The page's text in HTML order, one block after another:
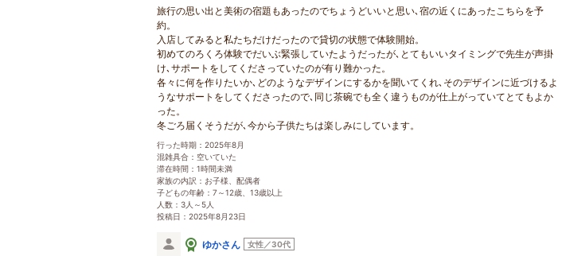
旅行の思い出と美術の宿題もあったのでちょうどいいと思い､宿の近くにあったこちらを予
約。
入店してみると私たちだけだったので貸切の状態で体験開始。
初めてのろくろ体験でだいぶ緊張していたようだったが､とてもいいタイミングで先生が声掛
け､サポートをしてくださっていたのが有り難かった。
各々に何を作りたいか､どのようなデザインにするかを聞いてくれ､そのデザインに近づけるよ
うなサポートをしてくださったので､同じ茶碗でも全く違うものが仕上がっていてとてもよか
った。
冬ごろ届くそうだが､今から子供たちは楽しみにしています。
行った時期：2025年8月
混雑具合：空いていた
滞在時間：1時間未満
家族の内訳：お子様、配偶者
子どもの年齢：7～12歳、13歳以上
人数：3人～5人
投稿日：2025年8月23日
ゆかさん 女性／30代